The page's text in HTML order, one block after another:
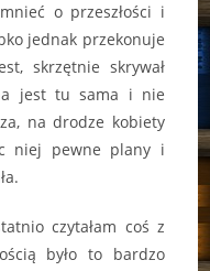
o przeszłości i
jednak przekonuje
skrzętnie skrywał
jest tu sama i nie
na drodze kobiety
niej pewne plany i
czytałam coś z
było to bardzo